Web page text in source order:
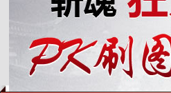
www.yzz.cn